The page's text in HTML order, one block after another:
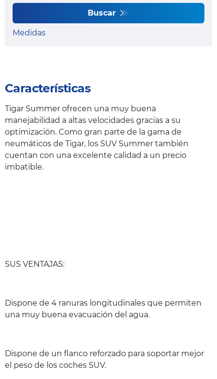
Buscar
Medidas
Características
Tigar Summer ofrecen una muy buena
manejabilidad a altas velocidades gracias a su
optimización. Como gran parte de la gama de
neumáticos de Tigar, los SUV Summer también
cuentan con una excelente calidad a un precio
imbatible.
SUS VENTAJAS:
Dispone de 4 ranuras longitudinales que permiten
una muy buena evacuación del agua.
Dispone de un flanco reforzado para soportar mejor
el peso de los coches SUV.